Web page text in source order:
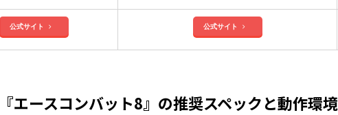
公式サイト 公式サイト
『エースコンバット8』の推奨スペックと動作環境